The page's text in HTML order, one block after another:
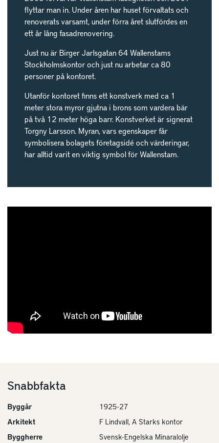
flyttar man in. Under åren har huset förvaltats och
renoverats varsamt, under förra året slutfördes en
ett år lång fasadrenovering.
Just nu är Birger Jarlsgatan 64 Wallenstams
Stockholmskontor och just nu arbetar ca 80
personer på kontoret.
Utanför kontoret finns ett konstverk med ca 1
meter stora myror gjutna i brons som vardera bär
på två 12 meter höga barr. Konstverket är signerat
Torgny Larsson. Myran, vars egenskaper får
symbolisera bolagets företagsidé och värderingar,
har alltid varit en viktig symbol för Wallenstam.
Snabbfakta
Byggår
1925-27
Arkitekt
F Lindvall, A Starks kontor
Byggherre
Svensk-Engelska Minaralolje